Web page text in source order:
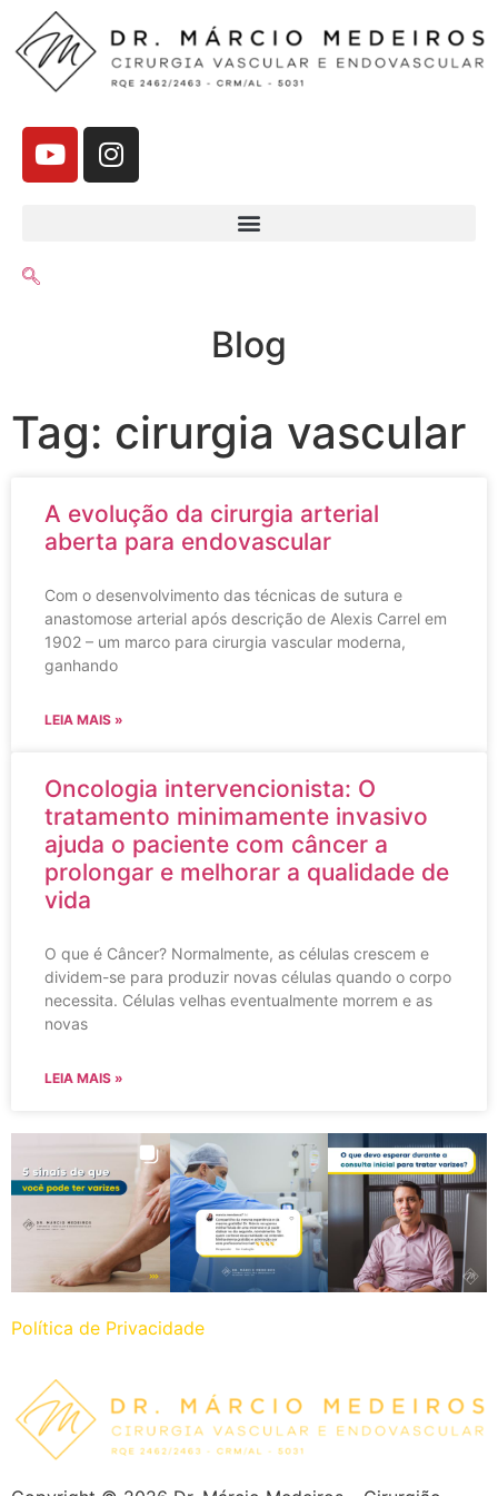
Blog
Tag: cirurgia vascular
A evolução da cirurgia arterial
aberta para endovascular
Com o desenvolvimento das técnicas de sutura e
anastomose arterial após descrição de Alexis Carrel em
1902 – um marco para cirurgia vascular moderna,
ganhando
LEIA MAIS »
Oncologia intervencionista: O
tratamento minimamente invasivo
ajuda o paciente com câncer a
prolongar e melhorar a qualidade de
vida
O que é Câncer? Normalmente, as células crescem e
dividem-se para produzir novas células quando o corpo
necessita. Células velhas eventualmente morrem e as
novas
LEIA MAIS »
Política de Privacidade